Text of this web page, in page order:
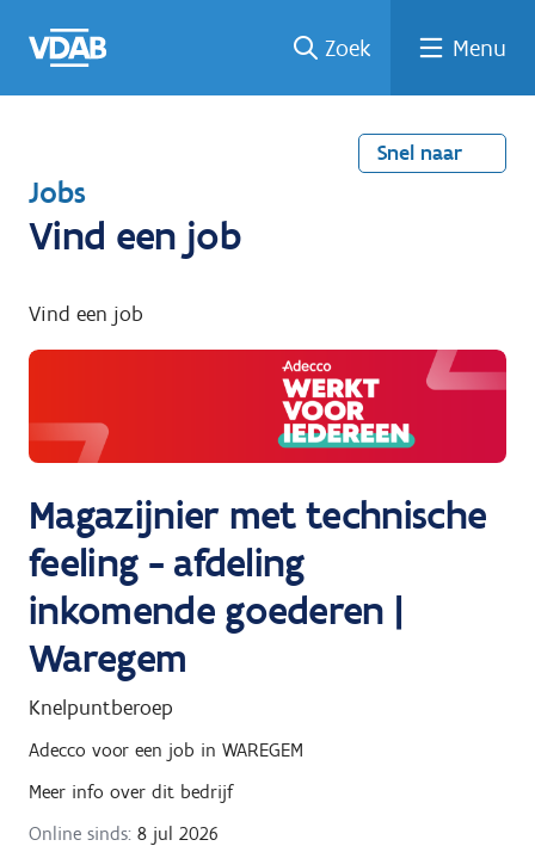
naar
een
een
job
naar
Zoek Menu
Snel naar
T
e
u
g
a
a
r
Jobs
Vind een job
Vind een job
Magazijnier met technische
feeling - afdeling
inkomende goederen |
Waregem
Knelpuntberoep
Adecco voor een job in WAREGEM
Meer info over dit bedrijf
Online sinds: 8 jul 2026